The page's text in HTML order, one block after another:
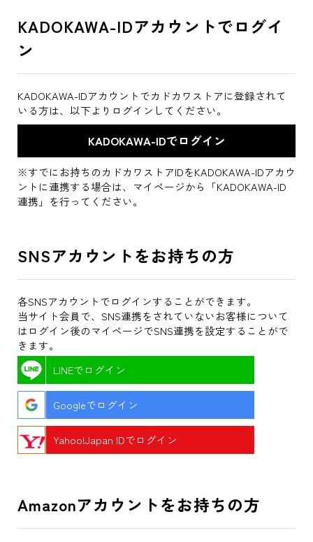
KADOKAWA-IDアカウントでログイ
ン
KADOKAWA-IDアカウントでカドカワストアに登録されて
いる方は、以下よりログインしてください。
※すでにお持ちのカドカワストアIDをKADOKAWA-IDアカウ
ントに連携する場合は、マイページから「KADOKAWA-ID
連携」を行ってください。
SNSアカウントをお持ちの方
各SNSアカウントでログインすることができます。
当サイト会員で、SNS連携をされていないお客様について
はログイン後のマイページでSNS連携を設定することがで
きます。
LINEでログイン
Googleでログイン
Yahoo!Japan IDでログイン
Amazonアカウントをお持ちの方